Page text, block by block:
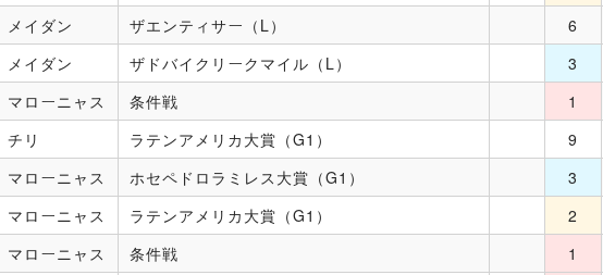
メイダン ザエンティサー（L） 6
メイダン ザドバイクリークマイル（L） 3
マローニャス 条件戦 1
チリ ラテンアメリカ大賞（G1） 9
マローニャス ホセペドロラミレス大賞（G1） 3
マローニャス ラテンアメリカ大賞（G1） 2
マローニャス 条件戦 1